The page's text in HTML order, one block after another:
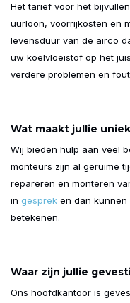
Het tarief voor het
uurloon, voorrijkosten en
levensduur van de airco
uw koelvloeistof op het
verdere problemen en
Wat maakt jullie
Wij bieden hulp aan veel
monteurs zijn al geruime
repareren en monteren
in gesprek en dan
betekenen.
Waar zijn jullie
Ons hoofdkantoor is